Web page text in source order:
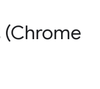
(Chrome